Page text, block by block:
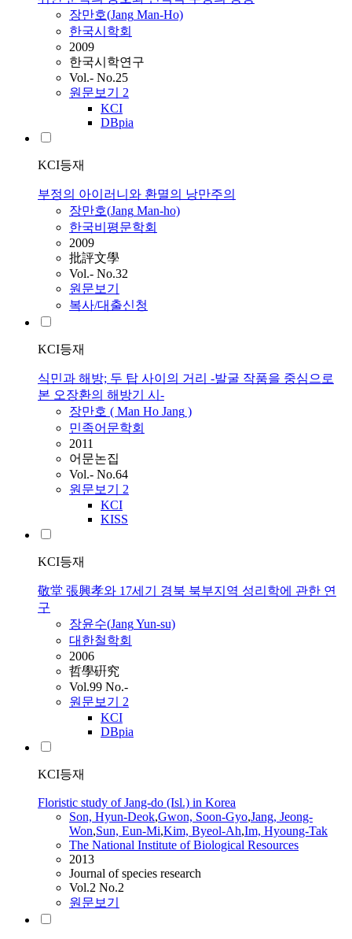
장만호(Jang Man-Ho)
한국시학회
2009
한국시학연구
Vol.- No.25
원문보기 2
KCI
DBpia
KCI등재
부정의 아이러니와 환멸의 낭만주의
장만호(Jang Man-ho)
한국비평문학회
2009
批評文學
Vol.- No.32
원문보기
복사/대출신청
KCI등재
식민과 해방; 두 탑 사이의 거리 -발굴 작품을 중심으로
본 오장환의 해방기 시-
장만호 ( Man Ho Jang )
민족어문학회
2011
어문논집
Vol.- No.64
원문보기 2
KCI
KISS
KCI등재
敬堂 張興孝와 17세기 경북 북부지역 성리학에 관한 연
구
장윤수(JangYun-su)
대한철학회
2006
哲學硏究
Vol.99 No.-
원문보기 2
KCI
DBpia
KCI등재
Floristic study of Jang-do (Isl.) in Korea
Son, Hyun-Deok,Gwon, Soon-Gyo,Jang, Jeong-
Won,Sun, Eun-Mi,Kim, Byeol-Ah,Im, Hyoung-Tak
The National Institute of Biological Resources
2013
Journal of species research
Vol.2 No.2
원문보기